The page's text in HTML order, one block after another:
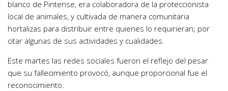
blanco de Pintense, era colaboradora de la proteccionista
local de animales, y cultivada de manera comunitaria
hortalizas para distribuir entre quienes lo requirieran; por
citar algunas de sus actividades y cualidades.
Este martes las redes sociales fueron el reflejo del pesar
que su fallecimiento provocó, aunque proporcional fue el
reconocimiento.